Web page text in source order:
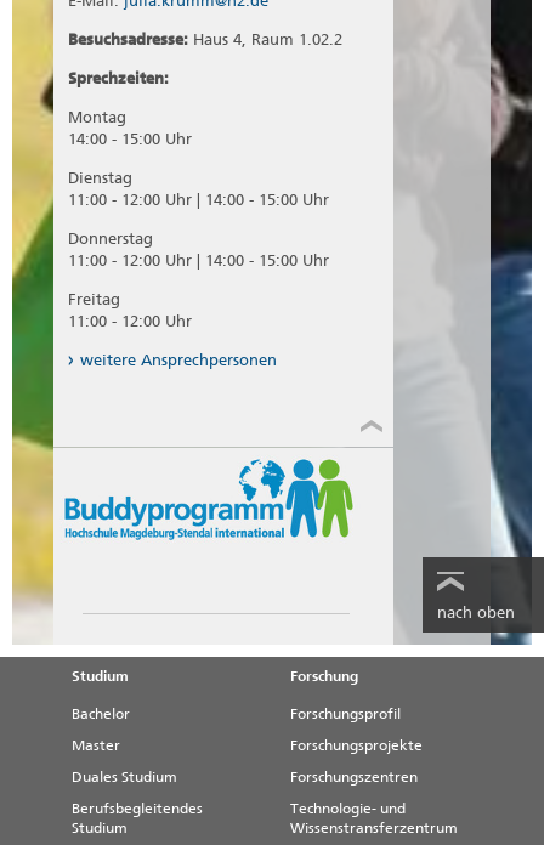
der Zimmer (evtl. „Nur Zwischenmiete
anzeigen“) aus.
www.immobilienscout24.de
www.immonet.de
Tel.: 0049 (0)391 - 72 61 111
Tel.: 0049 (0)391 - 72 61 263
E-Mail:ov@guericke.de
www.guericke.de
Magdeburger Wohnungsbaugenossenschaft
Ulrichshaus gegenüber dem Brunnen
Ulrichplatz 1
E-Mail:
info@wbg-stadtfeld.de
www.wbg-stadtfeld.de
MWG - Wohnungsgenossenschaft eG
Magdeburg
Letzlinger Straße 5
Besuchsadresse: Haus 4, Raum 1.02.2
Sprechzeiten:
Montag
14:00 - 15:00 Uhr
Dienstag
11:00 - 12:00 Uhr | 14:00 - 15:00 Uhr
Donnerstag
11:00 - 12:00 Uhr | 14:00 - 15:00 Uhr
Freitag
11:00 - 12:00 Uhr
weitere Ansprechpersonen
nach oben
Studium
Bachelor
Master
Duales Studium
Berufsbegleitendes
Studium
Forschung
Forschungsprofil
Forschungsprojekte
Forschungszentren
Technologie- und
Wissenstransferzentrum